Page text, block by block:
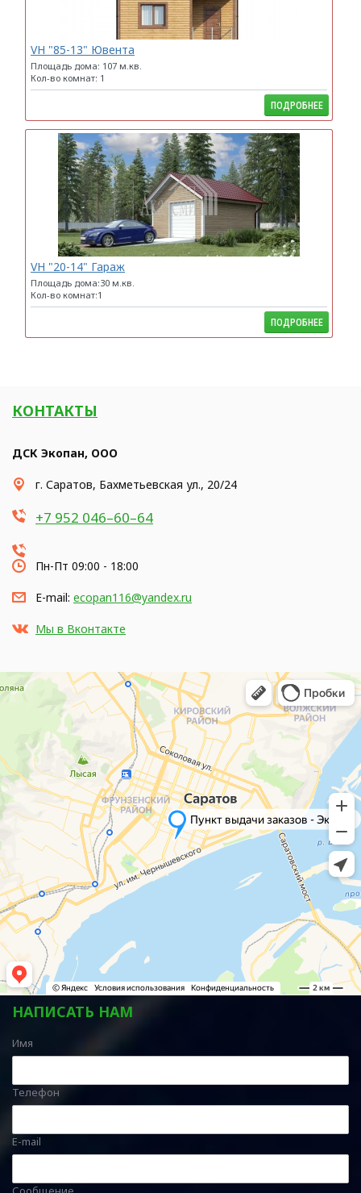
VH "85-13" Ювента
Площадь дома: 107 м.кв.
Кол-во комнат: 1
ПОДРОБНЕЕ
VH "20-14" Гараж
Площадь дома:30 м.кв.
Кол-во комнат:1
ПОДРОБНЕЕ
КОНТАКТЫ
ДСК Экопан, ООО
г. Саратов, Бахметьевская ул., 20/24
+7 952 046–60–64
Пн-Пт 09:00 - 18:00
E-mail: ecopan116@yandex.ru
Мы в Вконтакте
НАПИСАТЬ НАМ
Имя
Телефон
E-mail